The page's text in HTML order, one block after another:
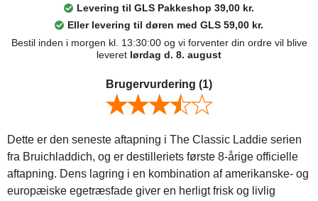
Levering til GLS Pakkeshop 39,00 kr.
Eller levering til døren med GLS 59,00 kr.
Bestil inden i morgen kl. 13:30:00 og vi forventer din ordre vil blive
leveret lørdag d. 8. august
Brugervurdering (1)
Dette er den seneste aftapning i The Classic Laddie serien
fra Bruichladdich, og er destilleriets første 8-årige officielle
aftapning. Dens lagring i en kombination af amerikanske- og
europæiske egetræsfade giver en herligt frisk og livlig